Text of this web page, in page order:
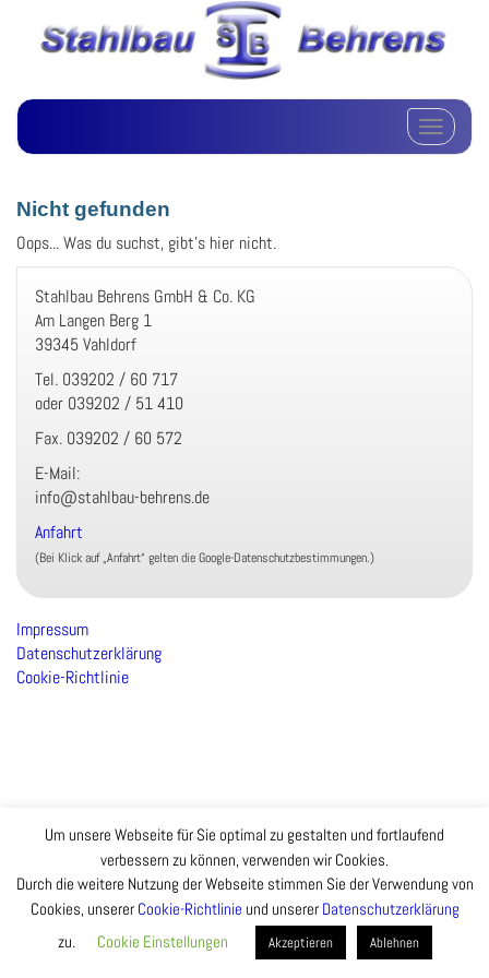
Schalte
Nicht gefunden
Oops... Was du suchst, gibt's hier nicht.
Stahlbau Behrens GmbH & Co. KG
Am Langen Berg 1
39345 Vahldorf
Tel. 039202 / 60 717
oder 039202 / 51 410
Fax. 039202 / 60 572
E-Mail:
info@stahlbau-behrens.de
Anfahrt
(Bei Klick auf „Anfahrt“ gelten die Google-Datenschutzbestimmungen.)
Impressum
Datenschutzerklärung
Cookie-Richtlinie
Um unsere Webseite für Sie optimal zu gestalten und fortlaufend
verbessern zu können, verwenden wir Cookies.
Durch die weitere Nutzung der Webseite stimmen Sie der Verwendung von
Cookies, unserer Cookie-Richtlinie und unserer Datenschutzerklärung
zu.
Cookie Einstellungen Akzeptieren Ablehnen